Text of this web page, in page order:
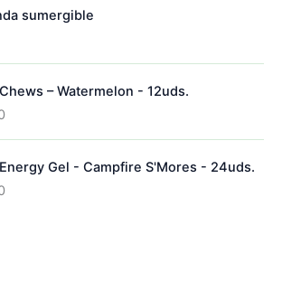
sumergible
– Watermelon - 12uds.
Gel - Campfire S'Mores - 24uds.